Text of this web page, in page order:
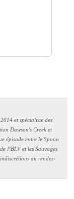
et spécialiste des
Dawson's Creek et
épisode entre le Spoon
PBLV et les Sauvages
au rendez-